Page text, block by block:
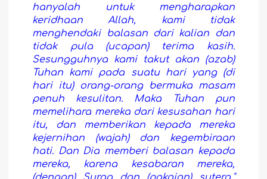
hanyalah untuk mengharapkan
keridhaan Allah, kami tidak
menghendaki balasan dari kalian dan
tidak pula (ucapan) terima kasih.
Sesungguhnya kami takut akan (azab)
Tuhan kami pada suatu hari yang (di
hari itu) orang-orang bermuka masam
penuh kesulitan. Maka Tuhan pun
memelihara mereka dari kesusahan hari
itu, dan memberikan kepada mereka
kejernihan (wajah) dan kegembiraan
hati. Dan Dia memberi balasan kepada
mereka, karena kesabaran mereka,